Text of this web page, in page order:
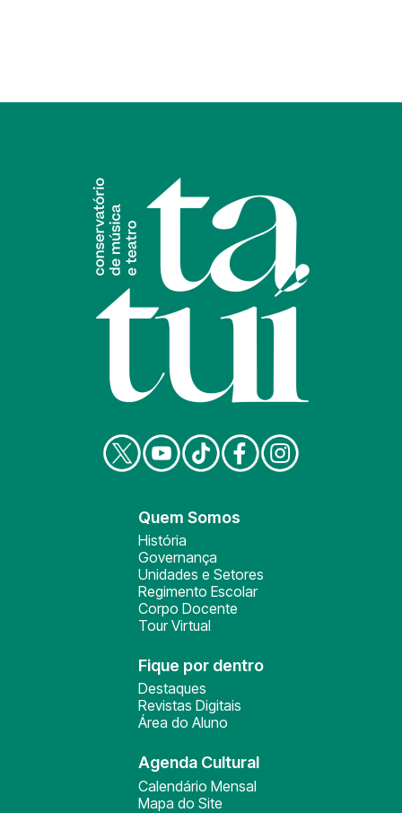
Quem Somos
História
Governança
Unidades e Setores
Regimento Escolar
Corpo Docente
Tour Virtual
Fique por dentro
Destaques
Revistas Digitais
Área do Aluno
Agenda Cultural
Calendário Mensal
Mapa do Site